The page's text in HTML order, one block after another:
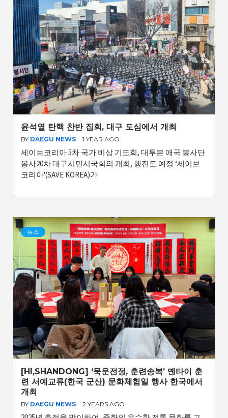
윤석열 탄핵 찬반 집회, 대구 도심에서 개최
BY DAEGU NEWS 1 YEAR AGO
세이브코리아 5차 국가 비상 기도회, 대투본 애국 봉사단
봉사20차 대구시민시국회의 개최, 행진도 예정 ‘세이브
코리아'(SAVE KOREA)가
뉴스
[HI,SHANDONG] ‘묵운전정, 춘련송복’ 옌타이 춘
련 서예교류(한국 군산) 문화체험일 행사 한국에서
개최
BY DAEGU NEWS 2 YEARS AGO